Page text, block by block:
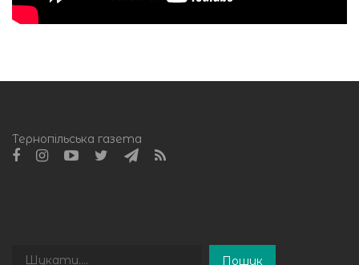
Тернопільська газета
Пошук
Пошук